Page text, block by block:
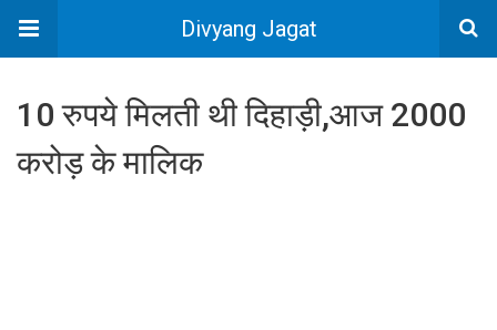
Divyang Jagat
10 रुपये मिलती थी दिहाड़ी,आज 2000
करोड़ के मालिक